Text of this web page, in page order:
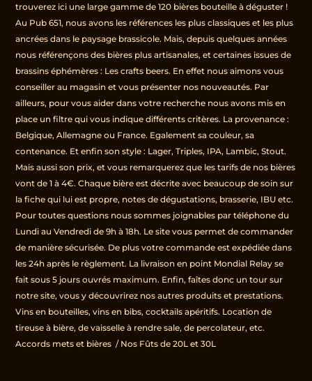
trouverez ici une large gamme de 120 bières bouteille à déguster !
Au Pub 651, nous avons les références les plus classiques et les plus
ancrées dans le paysage brassicole. Mais, depuis quelques années
nous référençons des bières plus artisanales, et certaines issues de
brassins éphémères : Les crafts beers. En effet nous aimons vous
conseiller au magasin et vous présenter nos nouveautés. Par
ailleurs, pour vous aider dans votre recherche nous avons mis en
place un filtre qui vous indique différents critères. La provenance :
Belgique, Allemagne ou France. Egalement sa couleur, sa
contenance. Et enfin son style : Lager, Triples, IPA, Lambic, Stout.
Mais aussi son prix, et vous remarquerez que les tarifs de nos bières
vont de 1 à 4€. Chaque bière est décrite avec beaucoup de soin sur
la fiche qui lui est propre, notes de dégustations, brasserie, IBU etc.
Pour toutes questions nous sommes joignables par téléphone du
Lundi au Vendredi de 9h à 18h. Le site vous permet de commander
de manière sécurisée. De plus votre commande est expédiée dans
les 24h après le règlement. La livraison en point Mondial Relay se
fait sous 5 jours ouvrés maximum. Enfin, faîtes donc un tour sur
notre site, vous y découvrirez nos autres produits et prestations.
Vins en bouteilles, vins en bibs, cocktails apéritifs. Location de
tireuse à bière, de vaisselle à rendre sale, de percolateur, etc.
Accords mets et bières / Nos Fûts de 20L et 30L